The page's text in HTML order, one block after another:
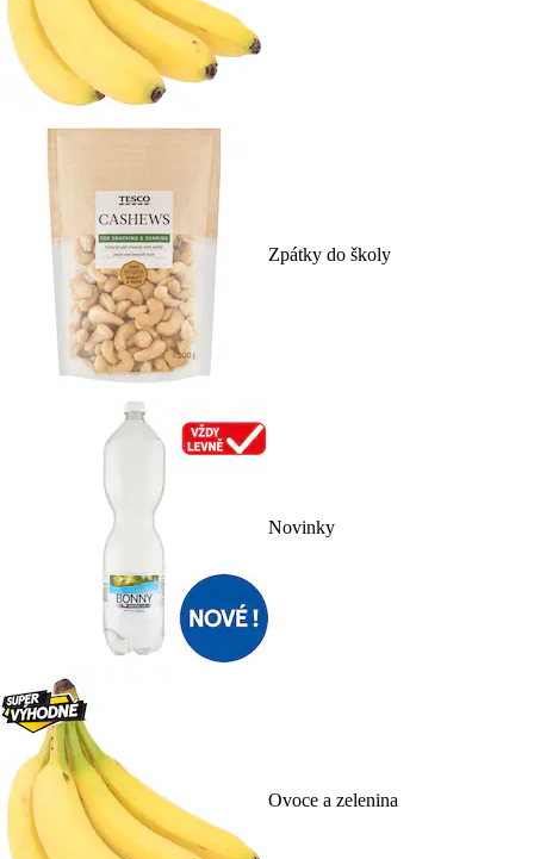
Zpátky do školy
Novinky
Ovoce a zelenina